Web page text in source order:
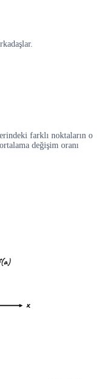
farklı noktaların o
değişim oranı